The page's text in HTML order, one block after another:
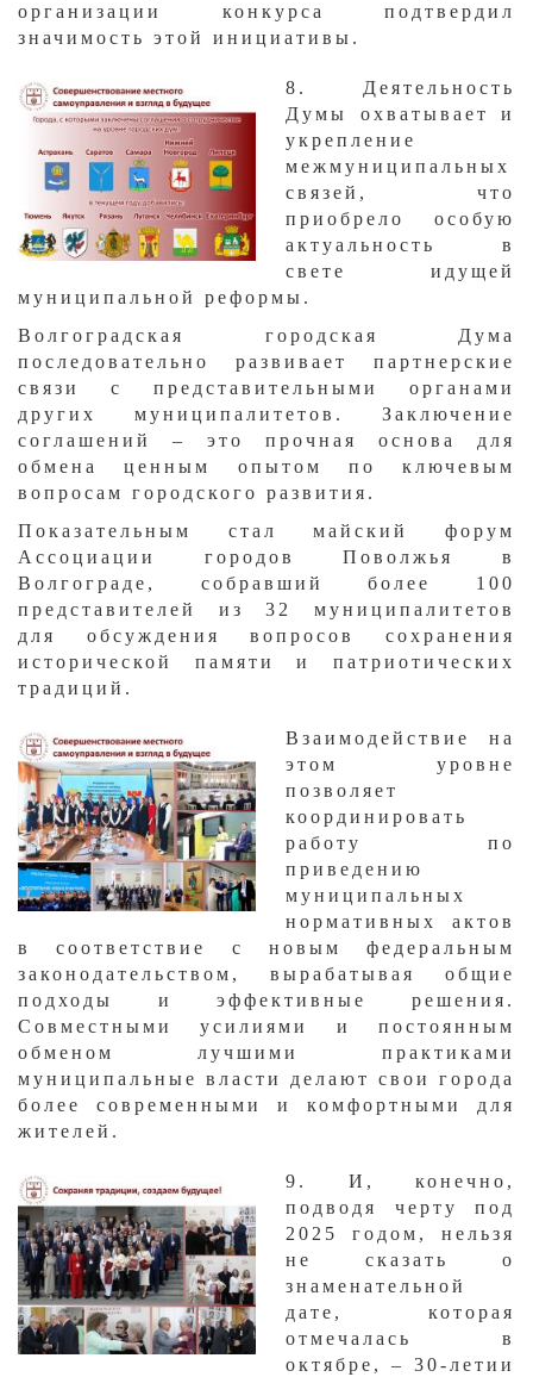
организации конкурса подтвердил
значимость этой инициативы.
​8. Деятельность
Думы охватывает и
укрепление
межмуниципальных
связей, что
приобрело особую
актуальность в
свете идущей
муниципальной реформы.
Волгоградская городская Дума
последовательно развивает партнерские
связи с представительными органами
других муниципалитетов. Заключение
соглашений – это прочная основа для
обмена ценным опытом по ключевым
вопросам городского развития.
Показательным стал майский форум
Ассоциации городов Поволжья в
Волгограде, собравший более 100
представителей из 32 муниципалитетов
для обсуждения вопросов сохранения
исторической памяти и патриотических
традиций.
​Взаимодействие на
этом уровне
позволяет
координировать
работу по
приведению
муниципальных
нормативных актов
в соответствие с новым федеральным
законодательством, вырабатывая общие
подходы и эффективные решения.
Совместными усилиями и постоянным
обменом лучшими практиками
муниципальные власти делают свои города
более современными и комфортными для
жителей.​
​9. И, конечно,
подводя черту под
2025 годом, нельзя
не сказать о
знаменательной
дате, которая
отмечалась в
октябре, – 30-летии